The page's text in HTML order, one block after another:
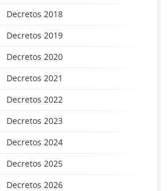
Decretos 2018
Decretos 2019
Decretos 2020
Decretos 2021
Decretos 2022
Decretos 2023
Decretos 2024
Decretos 2025
Decretos 2026